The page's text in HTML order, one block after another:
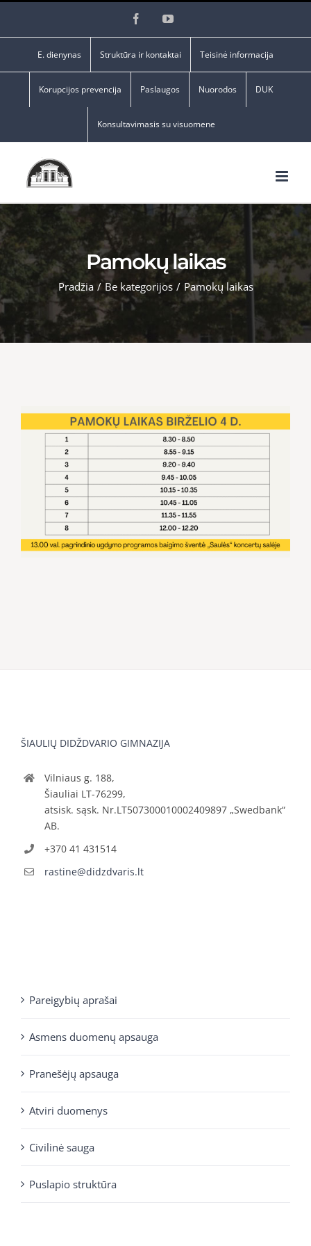
FacebookYouTube
E. dienynas Struktūra ir kontaktai Teisinė informacija
Korupcijos prevencija Paslaugos Nuorodos DUK
Konsultavimasis su visuomene
Pamokų laikas
Pradžia / Be kategorijos / Pamokų laikas
ŠIAULIŲ DIDŽDVARIO GIMNAZIJA
Vilniaus g. 188,
Šiauliai LT-76299,
atsisk. sąsk. Nr.LT507300010002409897 „Swedbank“
AB.
+370 41 431514
rastine@didzdvaris.lt
Pareigybių aprašai
Asmens duomenų apsauga
Pranešėjų apsauga
Atviri duomenys
Civilinė sauga
Puslapio struktūra